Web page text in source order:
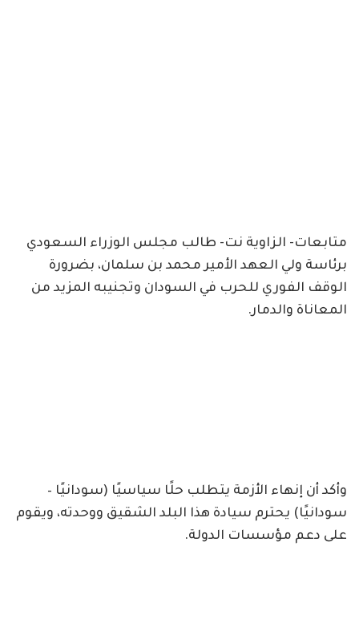
متابعات- الزاوية نت- طالب مجلس الوزراء السعودي
برئاسة ولي العهد الأمير محمد بن سلمان، بضرورة
الوقف الفوري للحرب في السودان وتجنيبه المزيد من
المعاناة والدمار.
وأكد أن إنهاء الأزمة يتطلب حلًا سياسيًا (سودانيًا –
سودانيًا) يحترم سيادة هذا البلد الشقيق ووحدته، ويقوم
على دعم مؤسسات الدولة.